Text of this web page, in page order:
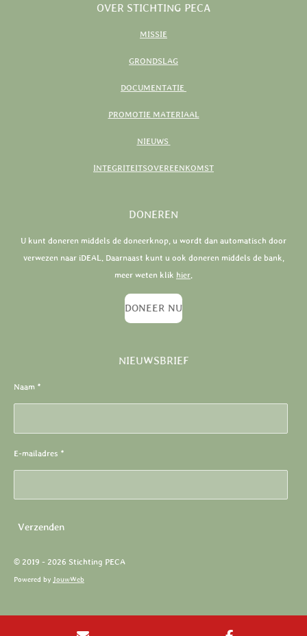
OVER STICHTING PECA
MISSIE
GRONDSLAG
DOCUMENTATIE
PROMOTIE MATERIAAL
NIEUWS
INTEGRITEITSOVEREENKOMST
DONEREN
U kunt doneren middels de doneerknop, u wordt dan automatisch door
verwezen naar iDEAL. Daarnaast kunt u ook doneren middels de bank,
meer weten klik hier
DONEER NU
NIEUWSBRIEF
Naam *
E-mailadres *
Verzenden
© 2019 - 2026 Stichting PECA
Powered by JouwWeb